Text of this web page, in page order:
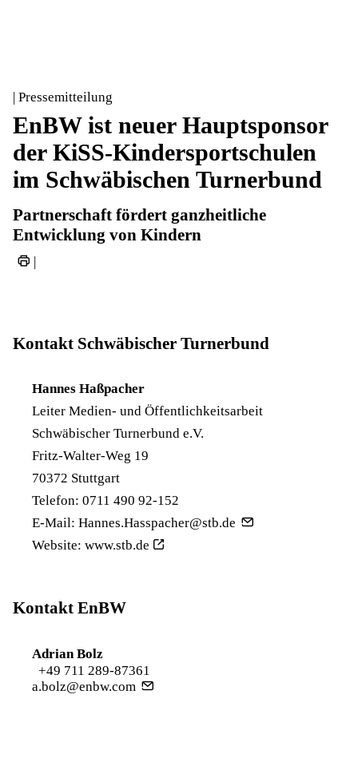
| Pressemitteilung
EnBW ist neuer Hauptsponsor
der KiSS-Kindersportschulen
im Schwäbischen Turnerbund
Partnerschaft fördert ganzheitliche
Entwicklung von Kindern
|
Kontakt Schwäbischer Turnerbund
Hannes Haßpacher
Leiter Medien- und Öffentlichkeitsarbeit
Schwäbischer Turnerbund e.V.
Fritz-Walter-Weg 19
70372 Stuttgart
Telefon: 0711 490 92-152
E-Mail: Hannes.Hasspacher@stb.de
Website: www.stb.de
Kontakt EnBW
Adrian Bolz
+49 711 289-87361
a.bolz@enbw.com